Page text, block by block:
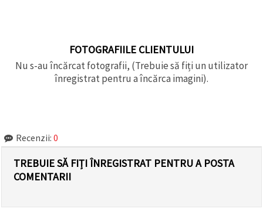
FOTOGRAFIILE CLIENTULUI
Nu s-au încărcat fotografii, (Trebuie să fiți un utilizator
înregistrat pentru a încărca imagini).
Recenzii: 0
TREBUIE SĂ FIȚI ÎNREGISTRAT PENTRU A POSTA
COMENTARII